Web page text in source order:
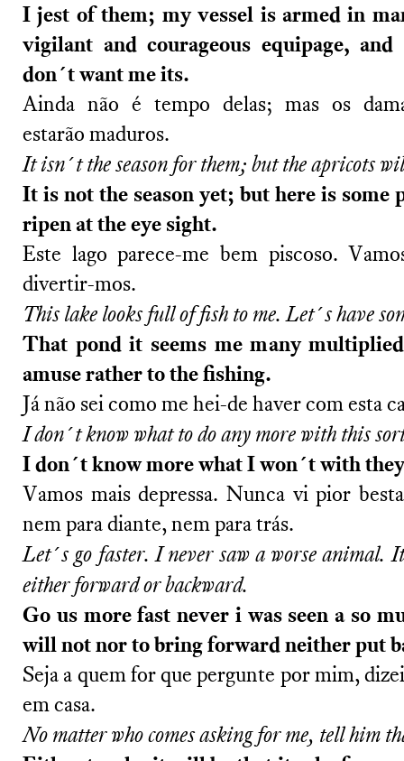
I jest of them; my vessel is armed in
vigilant and courageous equipage,
don´t want me its.
Ainda não é tempo delas; mas os
estarão maduros.
It isn´t the season for them; but the apricots
It is not the season yet; but here is some
ripen at the eye sight.
Este lago parece-me bem piscoso.
divertir-mos.
This lake looks full of fish to me. Let´s have
That pond it seems me many
amuse rather to the fishing.
Já não sei como me hei-de haver com esta
I don´t know what to do any more with this
I don´t know more what I won´t with
Vamos mais depressa. Nunca vi pior
nem para diante, nem para trás.
Let´s go faster. I never saw a worse animal.
either forward or backward.
Go us more fast never i was seen a so
will not nor to bring forward neither put
Seja a quem for que pergunte por mim,
em casa.
No matter who comes asking for me, tell him